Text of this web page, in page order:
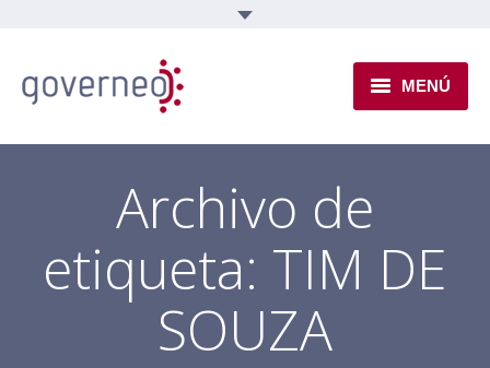
MENÚ
INSTITUCIONAL
EJES TEMÁTICOS
NOVEDADES
Archivo de
etiqueta: TIM DE
SOUZA